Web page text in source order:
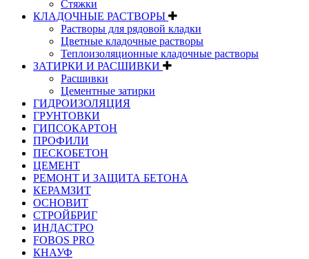
Стяжки
КЛАДОЧНЫЕ РАСТВОРЫ
Растворы для рядовой кладки
Цветные кладочные растворы
Теплоизоляционные кладочные растворы
ЗАТИРКИ И РАСШИВКИ
Расшивки
Цементные затирки
ГИДРОИЗОЛЯЦИЯ
ГРУНТОВКИ
ГИПСОКАРТОН
ПРОФИЛИ
ПЕСКОБЕТОН
ЦЕМЕНТ
РЕМОНТ И ЗАЩИТА БЕТОНА
КЕРАМЗИТ
ОСНОВИТ
СТРОЙБРИГ
ИНДАСТРО
FOBOS PRO
КНАУФ